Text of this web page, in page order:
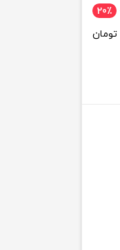
20٪
تومان